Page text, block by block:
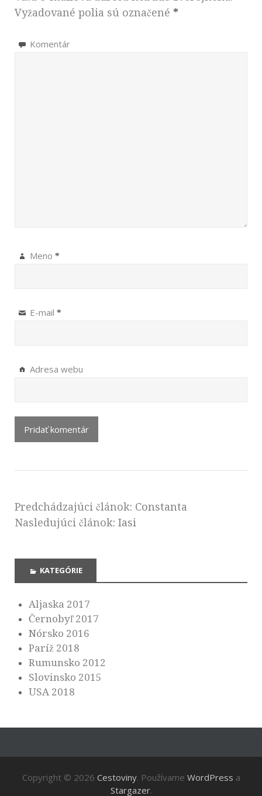
Vyžadované polia sú označené *
Komentár
Meno *
E-mail *
Adresa webu
Predchádzajúci článok: Constanta
Nasledujúci článok: Iasi
KATEGÓRIE
Aljaska 2017
Černobyľ 2017
Nórsko 2016
Paríž 2018
Rumunsko 2012
Slovinsko 2015
USA 2018
Copyright © 2026 Cestoviny. Používame WordPress a
Stargazer.